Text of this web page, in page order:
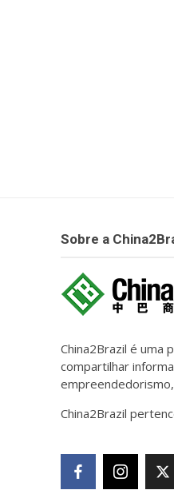
Sobre a
China2Brazil é uma
compartilhar
China2Brazil